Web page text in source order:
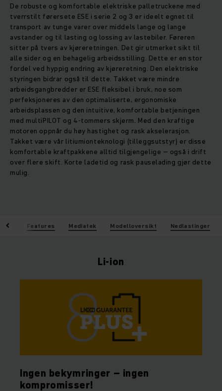
De robuste og komfortable elektriske palletruckene med
tverrstilt førersete ESE i serie 2 og 3 er ideelt egnet til
transport av tunge varer over middels lange og lange
avstander og til lasting og lossing av lastebiler. Føreren
sitter på tvers av kjøreretningen. Det gir utmerket sikt til
alle sider og en behagelig arbeidsstilling. Dette er en stor
fordel ved hyppig endring av kjøreretning. Den elektriske
styringen bidrar også til dette. Takket være mindre
arbeidsgangbredder er ESE fleksibel i bruk, noe som
perfeksjoneres av den optimaliserte, ergonomiske
arbeidsplassen og den intuitive, komfortable betjeningen
med multiPILOT og 4-tommers skjerm. Med den kraftige
motoren oppnår du høy hastighet og rask akselerasjon.
Takket være vår litiumionteknologi (tilleggsutstyr) er disse
komfortable kraftpakkene alltid tilgjengelige – også i drift
over flere skift. Korte ladetid og rask pauselading gjør dette
mulig.
Features Mediatek Modelloversikt Nedlastinger
Li-ion
Ingen bekymringer – ingen
kompromisser!